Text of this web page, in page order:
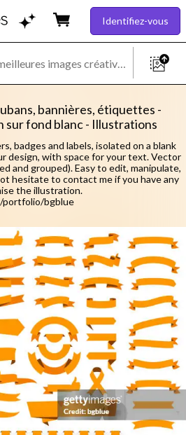
Identifiez-vous
bannières, étiquettes -
sur fond blanc - Illustrations
badges and labels, isolated on a blank
design, with space for your text. Vector
and grouped). Easy to edit, manipulate,
hesitate to contact me if you have any
the illustration.
bgblue